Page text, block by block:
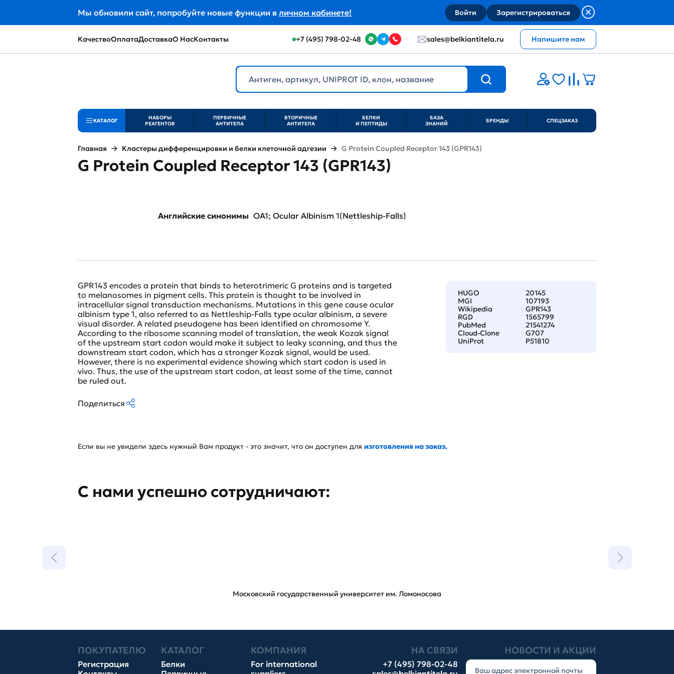
Мы обновили сайт, попробуйте новые функции в личном кабинете! Войти Зарегистрироваться
КачествоОплатаДоставкаО НасКонтакты +7 (495) 798-02-48 sales@belkiantitela.ru Напишите нам
КАТАЛОГ
НАБОРЫ
РЕАГЕНТОВ
ПЕРВИЧНЫЕ
АНТИТЕЛА
ВТОРИЧНЫЕ
АНТИТЕЛА
БЕЛКИ
И ПЕПТИДЫ
БАЗА
ЗНАНИЙ
БРЕНДЫ СПЕЦЗАКАЗ
Главная Кластеры дифференцировки и белки клеточной адгезии G Protein Coupled Receptor 143 (GPR143)
G Protein Coupled Receptor 143 (GPR143)
Английские синонимы OA1; Ocular Albinism 1(Nettleship-Falls)
HUGO
20145
MGI
107193
Wikipedia
GPR143
RGD
1565799
PubMed
21541274
Cloud-Clone
G707
UniProt
P51810
GPR143 encodes a protein that binds to heterotrimeric G proteins and is targeted
to melanosomes in pigment cells. This protein is thought to be involved in
intracellular signal transduction mechanisms. Mutations in this gene cause ocular
albinism type 1, also referred to as Nettleship-Falls type ocular albinism, a severe
visual disorder. A related pseudogene has been identified on chromosome Y.
According to the ribosome scanning model of translation, the weak Kozak signal
of the upstream start codon would make it subject to leaky scanning, and thus the
downstream start codon, which has a stronger Kozak signal, would be used.
However, there is no experimental evidence showing which start codon is used in
vivo. Thus, the use of the upstream start codon, at least some of the time, cannot
be ruled out.
Поделиться
Если вы не увидели здесь нужный Вам продукт - это значит, что он доступен для изготовления на заказ.
С нами успешно сотрудничают:
Московский государственный университет им. Ломоносова
ПОКУПАТЕЛЮ
Регистрация
КАТАЛОГ
Белки
КОМПАНИЯ
For international
НА СВЯЗИ
+7 (495) 798-02-48
НОВОСТИ И АКЦИИ